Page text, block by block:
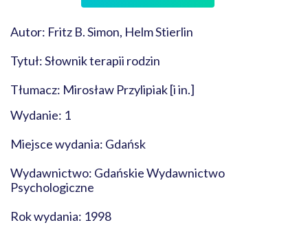
Autor: Fritz B. Simon, Helm Stierlin
Tytuł: Słownik terapii rodzin
Tłumacz: Mirosław Przylipiak [i in.]
Wydanie: 1
Miejsce wydania: Gdańsk
Wydawnictwo: Gdańskie Wydawnictwo
Psychologiczne
Rok wydania: 1998